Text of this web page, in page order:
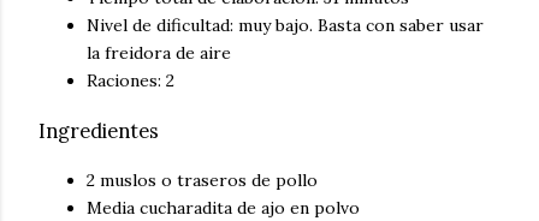
Nivel de dificultad: muy bajo. Basta con saber usar
la freidora de aire
Raciones: 2
Ingredientes
2 muslos o traseros de pollo
Media cucharadita de ajo en polvo